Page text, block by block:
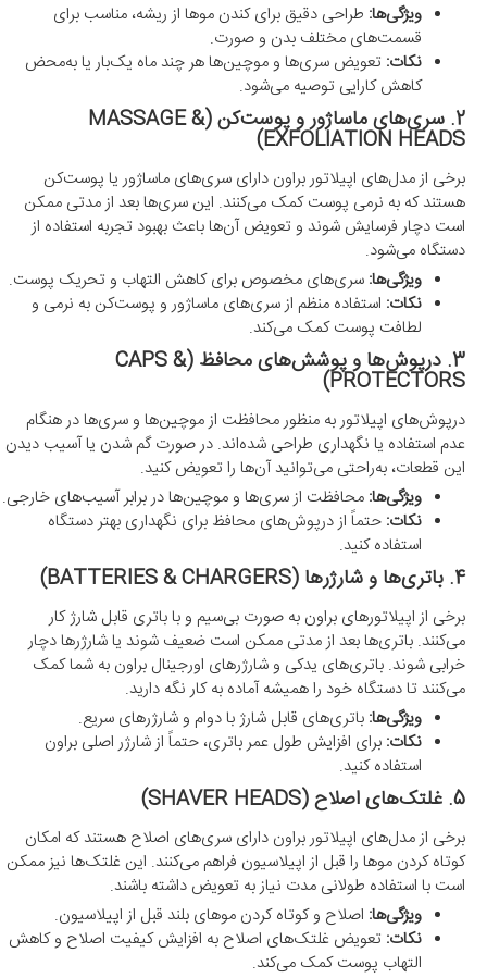
ویژگی‌ها: طراحی دقیق برای کندن موها از ریشه، مناسب برای
قسمت‌های مختلف بدن و صورت.
نکات: تعویض سری‌ها و موچین‌ها هر چند ماه یک‌بار یا به‌محض
کاهش کارایی توصیه می‌شود.
2. سری‌های ماساژور و پوست‌کن (MASSAGE &
EXFOLIATION HEADS)
برخی از مدل‌های اپیلاتور براون دارای سری‌های ماساژور یا پوست‌کن
هستند که به نرمی پوست کمک می‌کنند. این سری‌ها بعد از مدتی ممکن
است دچار فرسایش شوند و تعویض آن‌ها باعث بهبود تجربه استفاده از
دستگاه می‌شود.
ویژگی‌ها: سری‌های مخصوص برای کاهش التهاب و تحریک پوست.
نکات: استفاده منظم از سری‌های ماساژور و پوست‌کن به نرمی و
لطافت پوست کمک می‌کند.
3. درپوش‌ها و پوشش‌های محافظ (CAPS &
PROTECTORS)
درپوش‌های اپیلاتور به منظور محافظت از موچین‌ها و سری‌ها در هنگام
عدم استفاده یا نگهداری طراحی شده‌اند. در صورت گم شدن یا آسیب دیدن
این قطعات، به‌راحتی می‌توانید آن‌ها را تعویض کنید.
ویژگی‌ها: محافظت از سری‌ها و موچین‌ها در برابر آسیب‌های خارجی.
نکات: حتماً از درپوش‌های محافظ برای نگهداری بهتر دستگاه
استفاده کنید.
4. باتری‌ها و شارژرها (BATTERIES & CHARGERS)
برخی از اپیلاتورهای براون به صورت بی‌سیم و با باتری قابل شارژ کار
می‌کنند. باتری‌ها بعد از مدتی ممکن است ضعیف شوند یا شارژرها دچار
خرابی شوند. باتری‌های یدکی و شارژرهای اورجینال براون به شما کمک
می‌کنند تا دستگاه خود را همیشه آماده به کار نگه دارید.
ویژگی‌ها: باتری‌های قابل شارژ با دوام و شارژرهای سریع.
نکات: برای افزایش طول عمر باتری، حتماً از شارژر اصلی براون
استفاده کنید.
5. غلتک‌های اصلاح (SHAVER HEADS)
برخی از مدل‌های اپیلاتور براون دارای سری‌های اصلاح هستند که امکان
کوتاه کردن موها را قبل از اپیلاسیون فراهم می‌کنند. این غلتک‌ها نیز ممکن
است با استفاده طولانی مدت نیاز به تعویض داشته باشند.
ویژگی‌ها: اصلاح و کوتاه کردن موهای بلند قبل از اپیلاسیون.
نکات: تعویض غلتک‌های اصلاح به افزایش کیفیت اصلاح و کاهش
التهاب پوست کمک می‌کند.